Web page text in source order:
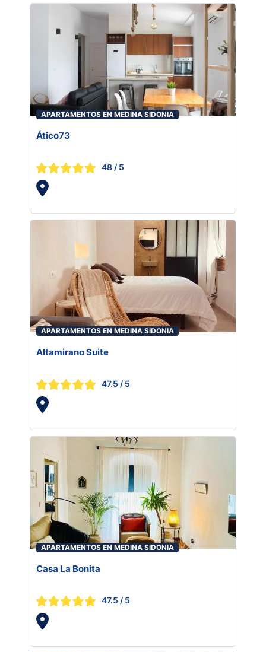
APARTAMENTOS EN MEDINA SIDONIA
Ático73
48 / 5
APARTAMENTOS EN MEDINA SIDONIA
Altamirano Suite
47.5 / 5
APARTAMENTOS EN MEDINA SIDONIA
Casa La Bonita
47.5 / 5